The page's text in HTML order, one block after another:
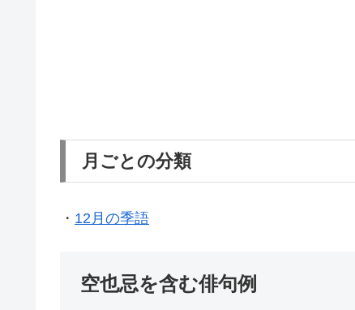
月ごとの分類
・ 12月の季語
空也忌を含む俳句例